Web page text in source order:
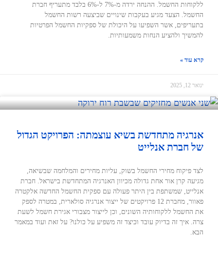
ללקוחות החשמל. ההנחה ירדה מ-7% ל-6% בלבד מתעריף חברת
החשמל. הצעד מגיע בעקבות שינויים שביצעה רשות החשמל
בתעריפים, אשר השפיעו על היכולת של ספקיות החשמל הפרטיות
להמשיך ולהציע הנחות משמעותיות.
קרא עוד »
ינואר 12, 2025
אנרגיה מתחדשת בשיא עוצמתה: הפרויקט הגדול
של חברת אנלייט
לצד פיקוח מחירי החשמל בשוק, עליות מחירים והמלחמה שבשיאה,
מגיעה קרן אור אחת גדולה מכיוון האנרגיה המתחדשת בישראל. חברת
אנלייט, שמשתפת בין היתר פעולה עם ספקית החשמל החדשה אלקטרה
פאוור, מחברת 12 פרויקטים של ייצור אנרגיה סולארית, במטרה לספק
את החשמל ללקוחותיה השונים, וכן לייצור מצבורי אגירת חשמל לשעת
צרה. איך זה בדיוק עובד וכיצד זה משפיע על כולנו? על זאת ועוד במאמר
הבא.